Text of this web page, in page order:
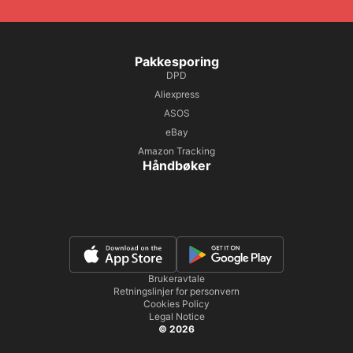
Pakkesporing
DPD
Aliexpress
ASOS
eBay
Amazon Tracking
Håndbøker
Brukeravtale
Retningslinjer for personvern
Cookies Policy
Legal Notice
© 2026